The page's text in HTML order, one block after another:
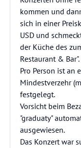
kommen und
sich in einer
USD und
der Küche des
Restaurant & Bar".
Pro Person ist an
Mindestverzehr
festgelegt.
Vorsicht beim
"graduaty"
ausgewiesen.
Das Konzert war